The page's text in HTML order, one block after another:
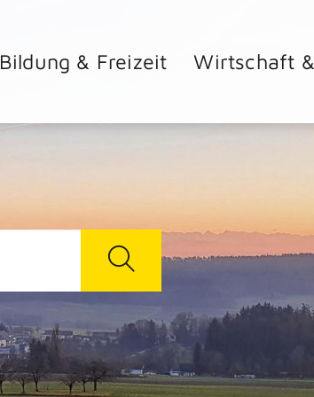
Bildung & Freizeit Wirtschaft